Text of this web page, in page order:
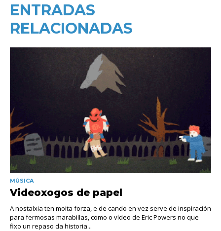
ENTRADAS
RELACIONADAS
MÚSICA
Videoxogos de papel
A nostalxia ten moita forza, e de cando en vez serve de inspiración
para fermosas marabillas, como o vídeo de Eric Powers no que
fixo un repaso da historia...